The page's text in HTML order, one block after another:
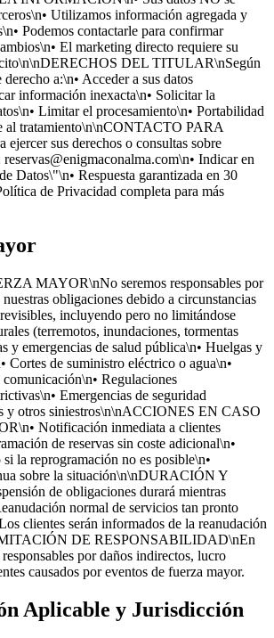
Utilizamos información agregada y
Podemos contactarle para confirmar
El marketing directo requiere su
DEL TITULAR\nSegún
a:\n• Acceder a sus datos
información inexacta\n• Solicitar la
Limitar el procesamiento\n• Portabilidad
al tratamiento\n\nCONTACTO PARA
sus derechos o consultas sobre
Indicar en
Datos\"\n• Respuesta garantizada en 30
de Privacidad completa para más
MAYOR\nNo seremos responsables por
obligaciones debido a circunstancias
incluyendo pero no limitándose
(terremotos, inundaciones, tormentas
y emergencias de salud pública\n• Huelgas y
Cortes de suministro eléctrico o agua\n•
comunicación\n• Regulaciones
Emergencias de seguridad
y otros siniestros\n\nACCIONES EN CASO
Notificación inmediata a clientes
de reservas sin coste adicional\n•
la reprogramación no es posible\n•
sobre la situación\n\nDURACIÓN Y
de obligaciones durará mientras
normal de servicios tan pronto
clientes serán informados de la reanudación
DE RESPONSABILIDAD\nEn
por daños indirectos, lucro
causados por eventos de fuerza mayor.
Aplicable y Jurisdicción